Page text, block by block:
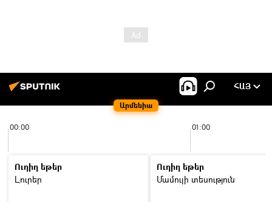
Արմենիա
ՀԱՅ
00:00 01:00
Ուղիղ եթեր
Լուրեր
Ուղիղ եթեր
Մամուլի տեսություն